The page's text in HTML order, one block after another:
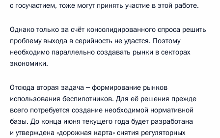
с госучастием, тоже могут принять участие в этой работе.
Однако только за счёт консолидированного спроса решить
проблему выхода в серийность не удастся. Поэтому
необходимо параллельно создавать рынки в секторах
экономики.
Отсюда вторая задача ‒ формирование рынков
использования беспилотников. Для её решения прежде
всего потребуется создание необходимой нормативной
базы. До конца июня текущего года будет разработана
и утверждена «дорожная карта» снятия регуляторных